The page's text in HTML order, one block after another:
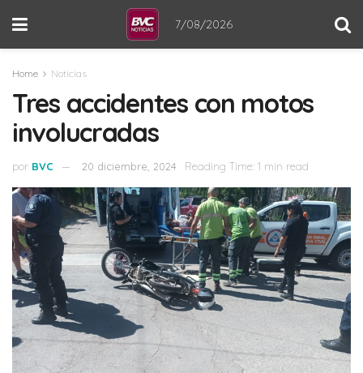
7/08/2026
Home Noticias
Tres accidentes con motos
involucradas
por BVC 20 diciembre, 2024 Reading Time: 1 min read